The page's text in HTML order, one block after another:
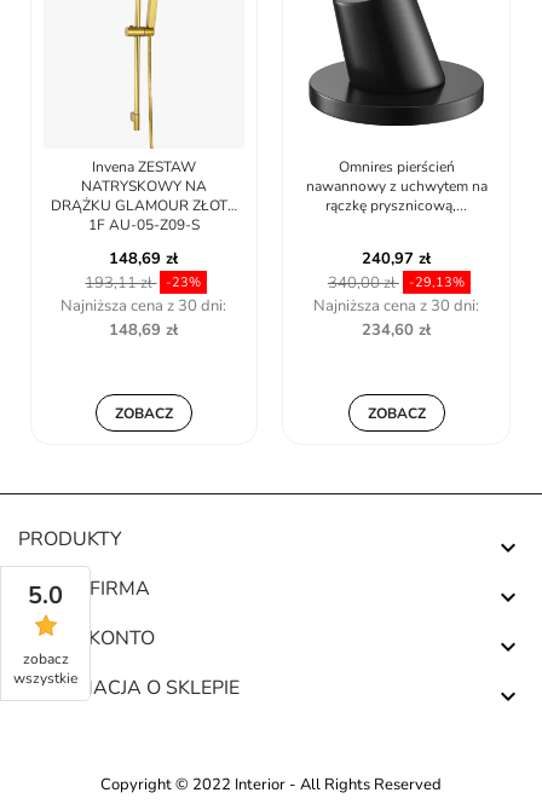
Invena ZESTAW
NATRYSKOWY NA
DRĄŻKU GLAMOUR ZŁOTY
1F AU-05-Z09-S
148,69 zł
193,11 zł -23%
Najniższa cena z 30 dni:
148,69 zł
ZOBACZ
Omnires pierścień
nawannowy z uchwytem na
rączkę prysznicową,...
240,97 zł
340,00 zł
-29,13%
Najniższa cena z 30 dni:
234,60 zł
ZOBACZ
PRODUKTY 
NASZA FIRMA 
TWOJE KONTO 
INFORMACJA O SKLEPIE 
Copyright © 2022 Interior - All Rights Reserved
5.0
zobacz
wszystkie